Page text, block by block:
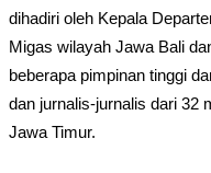
dihadiri oleh Kepala
Migas wilayah Jawa Bali
beberapa pimpinan tinggi
dan jurnalis-jurnalis dari 32
Jawa Timur.